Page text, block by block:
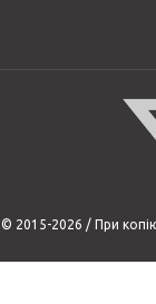
© 2015-2026 / При